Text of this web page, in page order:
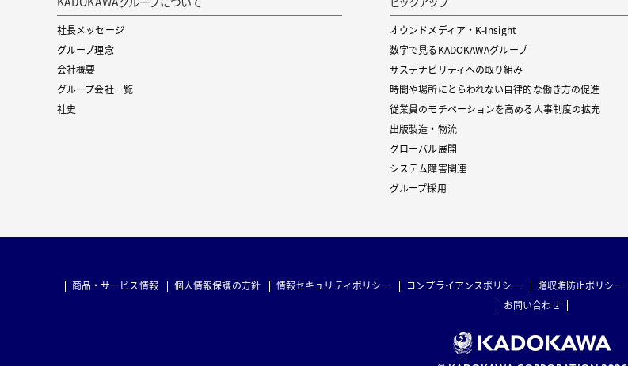
社長メッセージ
グループ理念
会社概要
グループ会社一覧
社史
オウンドメディア・K-Insight
数字で見るKADOKAWAグループ
サステナビリティへの取り組み
時間や場所にとらわれない自律的な働き方の促進
従業員のモチベーションを高める人事制度の拡充
出版製造・物流
グローバル展開
システム障害関連
グループ採用
商品・サービス情報 個人情報保護の方針 情報セキュリティポリシー コンプライアンスポリシー 贈収賄防止ポリシー
お問い合わせ